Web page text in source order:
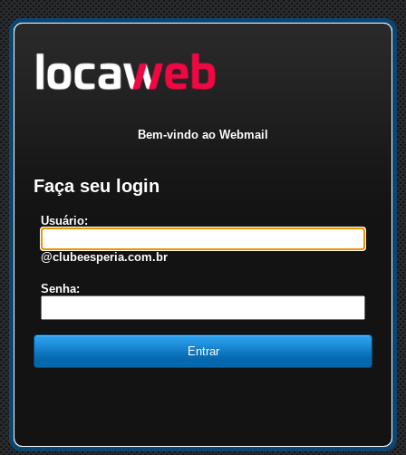
Bem-vindo ao Webmail
Faça seu login
Usuário:
@clubeesperia.com.br
Senha: